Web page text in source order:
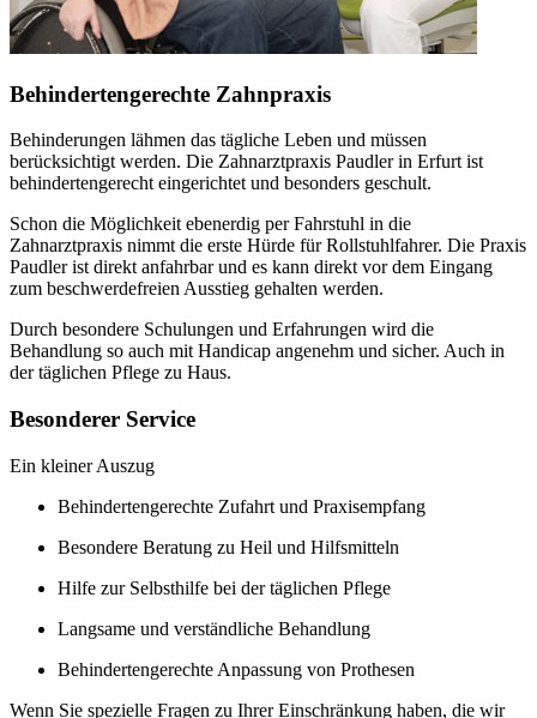
Behindertengerechte Zahnpraxis
Behinderungen lähmen das tägliche Leben und müssen
berücksichtigt werden. Die Zahnarztpraxis Paudler in Erfurt ist
behindertengerecht eingerichtet und besonders geschult.
Schon die Möglichkeit ebenerdig per Fahrstuhl in die
Zahnarztpraxis nimmt die erste Hürde für Rollstuhlfahrer. Die Praxis
Paudler ist direkt anfahrbar und es kann direkt vor dem Eingang
zum beschwerdefreien Ausstieg gehalten werden.
Durch besondere Schulungen und Erfahrungen wird die
Behandlung so auch mit Handicap angenehm und sicher. Auch in
der täglichen Pflege zu Haus.
Besonderer Service
Ein kleiner Auszug
Behindertengerechte Zufahrt und Praxisempfang
Besondere Beratung zu Heil und Hilfsmitteln
Hilfe zur Selbsthilfe bei der täglichen Pflege
Langsame und verständliche Behandlung
Behindertengerechte Anpassung von Prothesen
Wenn Sie spezielle Fragen zu Ihrer Einschränkung haben, die wir